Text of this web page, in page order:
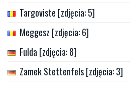
Targoviste [zdjęcia: 5]
Meggesz [zdjęcia: 6]
Fulda [zdjęcia: 8]
Zamek Stettenfels [zdjęcia: 3]